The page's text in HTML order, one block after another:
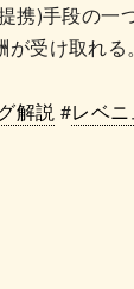
携)手段の一
受け取れる。
解説 #レベ